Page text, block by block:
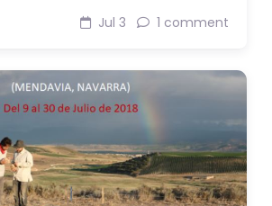
Jul 3 1 comment